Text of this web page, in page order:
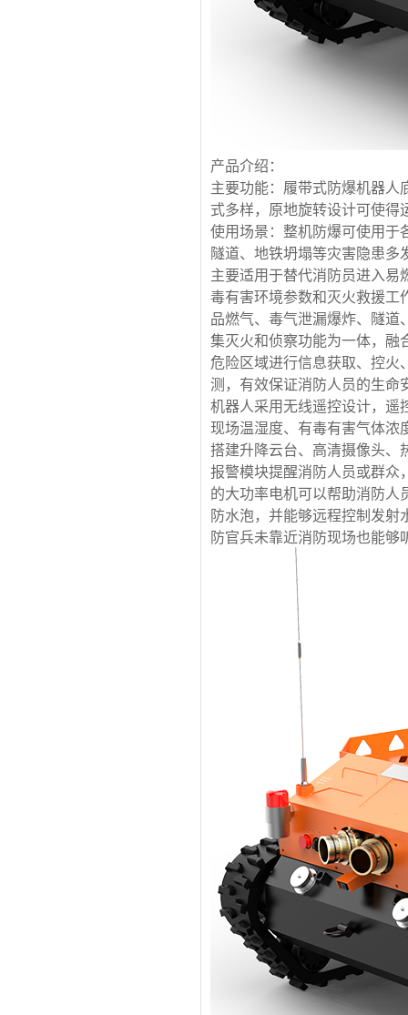
产品介绍：
主要功能：履带式防爆机器人
式多样，原地旋转设计可使得
使用场景：整机防爆可使用于
隧道、地铁坍塌等灾害隐患多
主要适用于替代消防员进入易
毒有害环境参数和灭火救援工
品燃气、毒气泄漏爆炸、隧道
集灭火和侦察功能为一体，融
危险区域进行信息获取、控火
测，有效保证消防人员的生命
机器人采用无线遥控设计，遥
现场温湿度、有毒有害气体浓
搭建升降云台、高清摄像头、
报警模块提醒消防人员或群众
的大功率电机可以帮助消防人
防水泡，并能够远程控制发
防官兵未靠近消防现场也能